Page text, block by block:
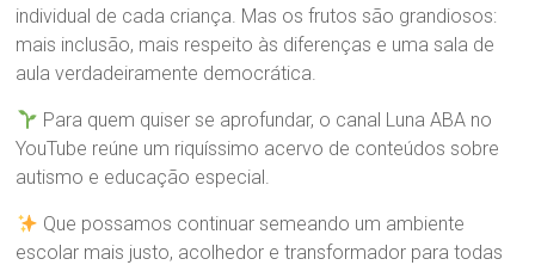
individual de cada criança. Mas os frutos são grandiosos:
mais inclusão, mais respeito às diferenças e uma sala de
aula verdadeiramente democrática.
Para quem quiser se aprofundar, o canal Luna ABA no
YouTube reúne um riquíssimo acervo de conteúdos sobre
autismo e educação especial.
Que possamos continuar semeando um ambiente
escolar mais justo, acolhedor e transformador para todas